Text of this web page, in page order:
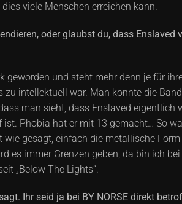
viele Menschen erreichen kann.
oder glaubst du, dass
und steht mehr denn je für
intellektuell war. Man konnte die
man sieht, dass Enslaved eigentlich
Phobia hat er mit 13 gemacht… So
gesagt, einfach die metallische
immer Grenzen geben, da bin ich
„Below The Lights“.
Ihr seid ja bei BY NORSE direkt